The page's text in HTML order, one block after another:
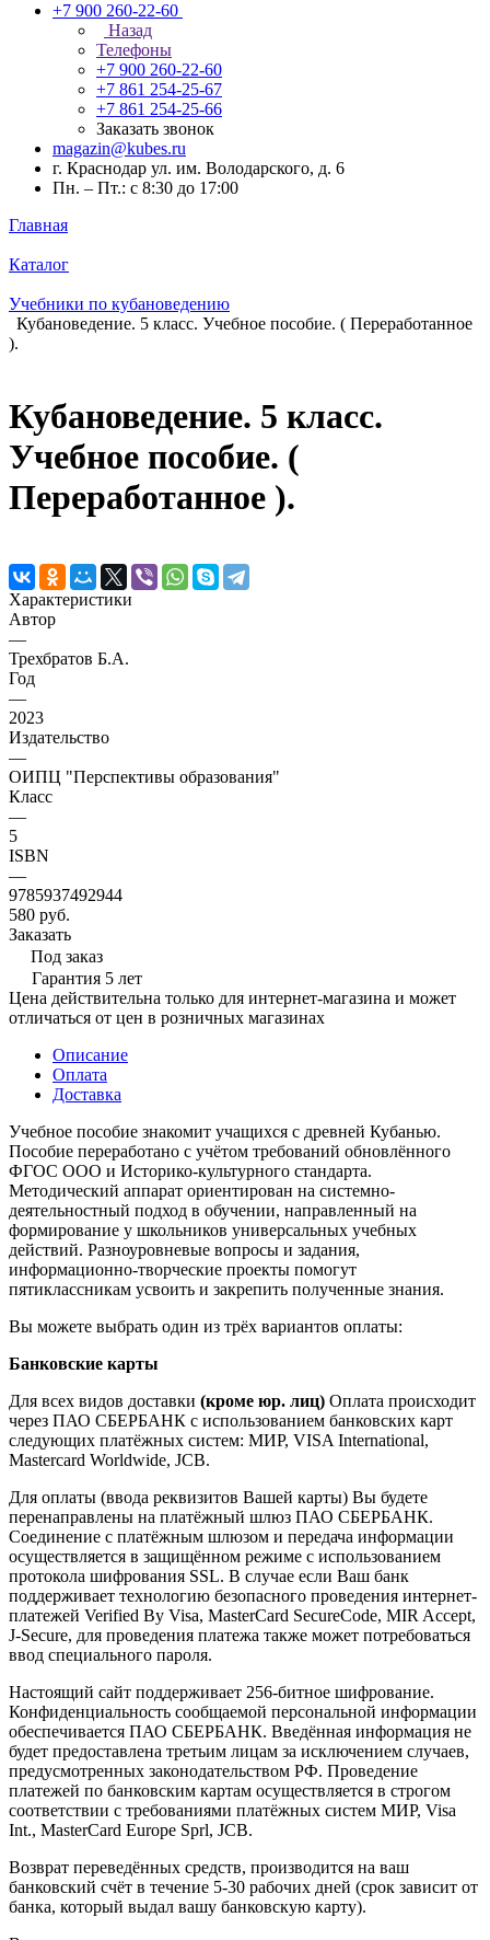
+7 900 260-22-60
Назад
Телефоны
+7 900 260-22-60
+7 861 254-25-67
+7 861 254-25-66
Заказать звонок
magazin@kubes.ru
г. Краснодар ул. им. Володарского, д. 6
Пн. – Пт.: с 8:30 до 17:00
Главная
Каталог
Учебники по кубановедению
Кубановедение. 5 класс. Учебное пособие. ( Переработанное
).
Кубановедение. 5 класс.
Учебное пособие. (
Переработанное ).
Характеристики
Автор
—
Трехбратов Б.А.
Год
—
2023
Издательство
—
ОИПЦ "Перспективы образования"
Класс
—
5
ISBN
—
9785937492944
580 руб.
Заказать
Под заказ
Гарантия 5 лет
Цена действительна только для интернет-магазина и может
отличаться от цен в розничных магазинах
Описание
Оплата
Доставка
Учебное пособие знакомит учащихся с древней Кубанью.
Пособие переработано с учётом требований обновлённого
ФГОС ООО и Историко-культурного стандарта.
Методический аппарат ориентирован на системно-
деятельностный подход в обучении, направленный на
формирование у школьников универсальных учебных
действий. Разноуровневые вопросы и задания,
информационно-творческие проекты помогут
пятиклассникам усвоить и закрепить полученные знания.
Вы можете выбрать один из трёх вариантов оплаты:
Банковские карты
Для всех видов доставки (кроме юр. лиц) Оплата происходит
через ПАО СБЕРБАНК с использованием банковских карт
следующих платёжных систем: МИР, VISA International,
Mastercard Worldwide, JCB.
Для оплаты (ввода реквизитов Вашей карты) Вы будете
перенаправлены на платёжный шлюз ПАО СБЕРБАНК.
Соединение с платёжным шлюзом и передача информации
осуществляется в защищённом режиме с использованием
протокола шифрования SSL. В случае если Ваш банк
поддерживает технологию безопасного проведения интернет-
платежей Verified By Visa, MasterCard SecureCode, MIR Accept,
J-Secure, для проведения платежа также может потребоваться
ввод специального пароля.
Настоящий сайт поддерживает 256-битное шифрование.
Конфиденциальность сообщаемой персональной информации
обеспечивается ПАО СБЕРБАНК. Введённая информация не
будет предоставлена третьим лицам за исключением случаев,
предусмотренных законодательством РФ. Проведение
платежей по банковским картам осуществляется в строгом
соответствии с требованиями платёжных систем МИР, Visa
Int., MasterCard Europe Sprl, JCB.
Возврат переведённых средств, производится на ваш
банковский счёт в течение 5-30 рабочих дней (срок зависит от
банка, который выдал вашу банковскую карту).